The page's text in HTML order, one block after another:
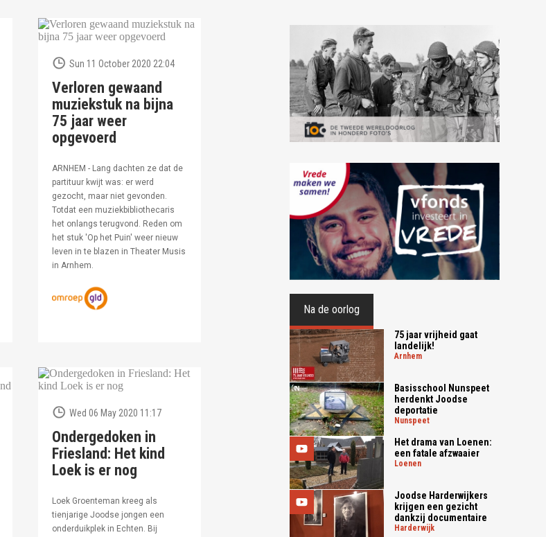
Sun 11 October 2020 22:04
Verloren gewaand
muziekstuk na bijna
75 jaar weer
opgevoerd
ARNHEM - Lang dachten ze dat de
partituur kwijt was: er werd
gezocht, maar niet gevonden.
Totdat een muziekbibliothecaris
het onlangs terugvond. Reden om
het stuk 'Op het Puin' weer nieuw
leven in te blazen in Theater Musis
in Arnhem.
Wed 06 May 2020 11:17
Ondergedoken in
Friesland: Het kind
Loek is er nog
Loek Groenteman kreeg als
tienjarige Joodse jongen een
onderduikplek in Echten. Bij
Na de oorlog
75 jaar vrijheid gaat
landelijk!
arnhem
Basisschool Nunspeet
herdenkt Joodse
deportatie
nunspeet
Het drama van Loenen:
een fatale afzwaaier
loenen
Joodse Harderwijkers
krijgen een gezicht
dankzij documentaire
harderwijk